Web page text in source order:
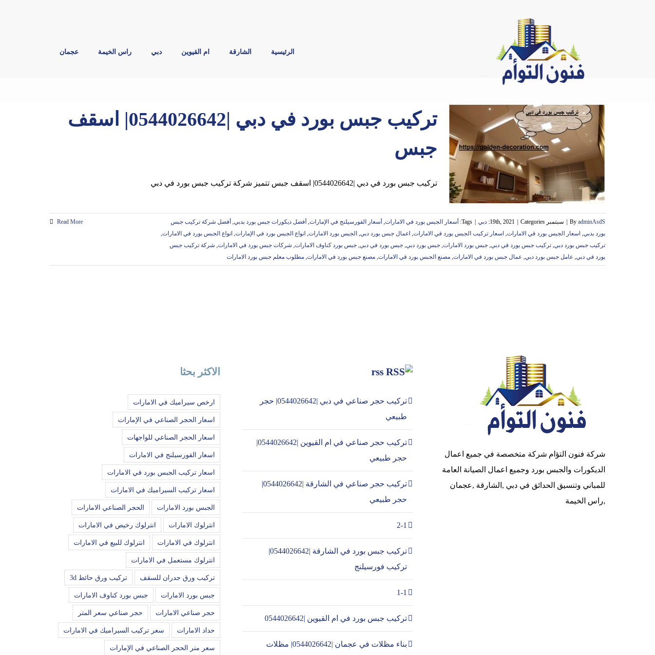
الرئيسية الشارقة ام القيوين دبي راس الخيمة عجمان
تركيب جبس بورد في دبي |0544026642| اسقف
جبس
تركيب جبس بورد في دبي |0544026642| اسقف جبس تتميز شركة تركيب جبس بورد في دبي
By adminAsdS سبتمبر 19th, 2021 Categories: دبي Tags: أسعار الجبس بورد في الامارات, أسعار الفورسيلنج في الإمارات, أفضل ديكورات جبس بورد بدبي, أفضل شركة تركيب جبس
بورد بدبي, اسعار الجبس بورد في الامارات, اسعار تركيب الجبس بورد في الامارات, اعمال جبس بورد دبي, الجبس بورد الامارات, انواع الجبس بورد في الإمارات, انواع الجبس بورد في الامارات,
تركيب جبس بورد دبي, تركيب جبس بورد في دبي, جبس بورد الامارات, جبس بورد دبي, جبس بورد في دبي, جبس بورد كناوف الامارات, شركات جبس بورد في الامارات, شركة تركيب جبس
بورد في دبي, عامل جبس بورد دبي, عمال جبس بورد في الامارات, مصنع الجبس بورد في الامارات, مصنع جبس بورد في الامارات, مطلوب معلم جبس بورد الامارات
Read More
شركة فنون التؤام شركة متخصصة في جميع اعمال
الديكورات والجبس بورد وجميع اعمال الصيانة العامة
للمباني وتنسيق الحدائق في دبي ,الشارقة ,عجمان
,راس الخيمة
rss
تركيب حجر صناعي في دبي |0544026642| حجر
طبيعي
تركيب حجر صناعي في ام القيوين |0544026642|
حجر طبيعي
تركيب حجر صناعي في الشارقة |0544026642|
حجر طبيعي
2-1
تركيب جبس بورد في الشارقة |0544026642|
تركيب فورسيلنج
1-1
تركيب جبس بورد في ام القيوين |0544026642
بناء مظلات في عجمان |0544026642| مظلات
الاكثر بحثا
ارخص سيراميك في الامارات
اسعار الحجر الصناعي في الإمارات
اسعار الحجر الصناعي للواجهات
اسعار الفورسيلنج في الامارات
اسعار تركيب الجبس بورد في الامارات
اسعار تركيب السيراميك في الامارات
الجبس بورد الامارات الحجر الصناعي الامارات
انترلوك الامارات انترلوك رخيص في الامارات
انترلوك في الامارات انترلوك للبيع في الامارات
انترلوك مستعمل في الامارات
تركيب ورق جدران للسقف تركيب ورق حائط 3d
جبس بورد الامارات جبس بورد كناوف الامارات
حجر صناعي الامارات حجر صناعي سعر المتر
حداد الامارات سعر تركيب السيراميك في الامارات
سعر متر الحجر الصناعي في الإمارات